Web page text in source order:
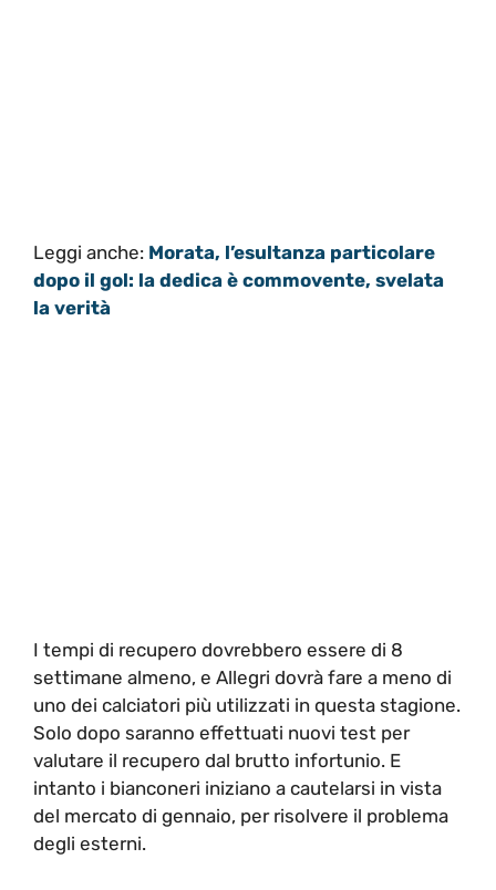
Leggi anche: Morata, l’esultanza particolare
dopo il gol: la dedica è commovente, svelata
la verità
I tempi di recupero dovrebbero essere di 8
settimane almeno, e Allegri dovrà fare a meno di
uno dei calciatori più utilizzati in questa stagione.
Solo dopo saranno effettuati nuovi test per
valutare il recupero dal brutto infortunio. E
intanto i bianconeri iniziano a cautelarsi in vista
del mercato di gennaio, per risolvere il problema
degli esterni.